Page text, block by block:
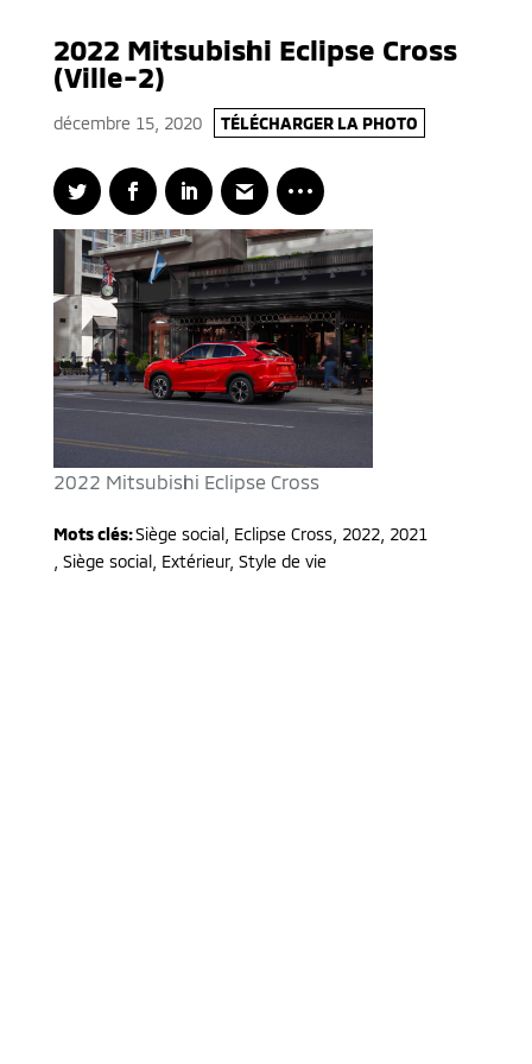
2022 Mitsubishi Eclipse Cross
(Ville-2)
décembre 15, 2020 TÉLÉCHARGER LA PHOTO
2022 Mitsubishi Eclipse Cross
Mots clés:Siège social , Eclipse Cross, 2022, 2021
, Siège social, Extérieur, Style de vie